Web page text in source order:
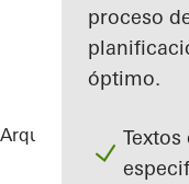
proceso
óptimo.
Textos
Arquitectos